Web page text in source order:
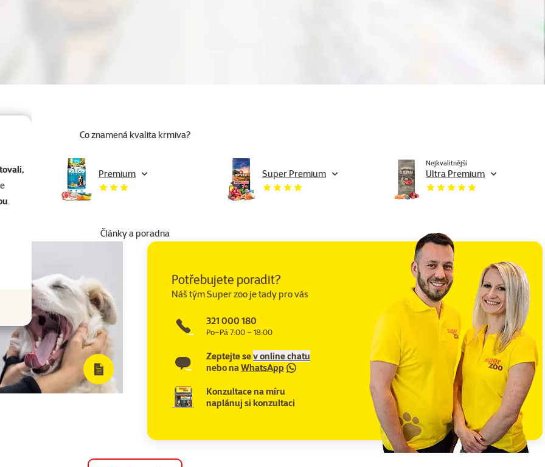
.
Co znamená kvalita krmiva?
Premium Super Premium Ultra Premium
Nejkvalitnější
Články a poradna
Potřebujete poradit?
Náš tým Super zoo je tady pro vás
321 000 180
Po–Pá 7:00 – 18:00
Zeptejte sev online chatu
nebo naWhatsApp
Konzultace na míru
naplánuj si konzultaci